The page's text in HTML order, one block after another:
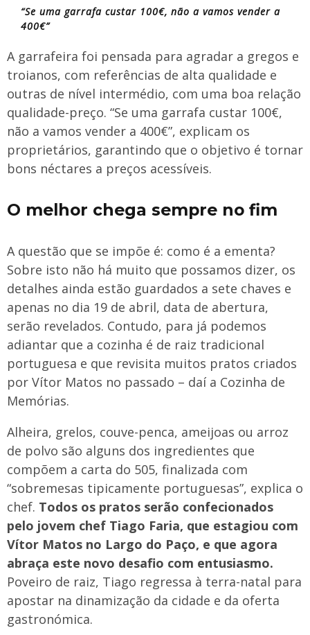
“Se uma garrafa custar 100€, não a vamos vender a
400€”
A garrafeira foi pensada para agradar a gregos e
troianos, com referências de alta qualidade e
outras de nível intermédio, com uma boa relação
qualidade-preço. “Se uma garrafa custar 100€,
não a vamos vender a 400€”, explicam os
proprietários, garantindo que o objetivo é tornar
bons néctares a preços acessíveis.
O melhor chega sempre no fim
A questão que se impõe é: como é a ementa?
Sobre isto não há muito que possamos dizer, os
detalhes ainda estão guardados a sete chaves e
apenas no dia 19 de abril, data de abertura,
serão revelados. Contudo, para já podemos
adiantar que a cozinha é de raiz tradicional
portuguesa e que revisita muitos pratos criados
por Vítor Matos no passado – daí a Cozinha de
Memórias.
Alheira, grelos, couve-penca, ameijoas ou arroz
de polvo são alguns dos ingredientes que
compõem a carta do 505, finalizada com
“sobremesas tipicamente portuguesas”, explica o
chef. Todos os pratos serão confecionados
pelo jovem chef Tiago Faria, que estagiou com
Vítor Matos no Largo do Paço, e que agora
abraça este novo desafio com entusiasmo.
Poveiro de raiz, Tiago regressa à terra-natal para
apostar na dinamização da cidade e da oferta
gastronómica.